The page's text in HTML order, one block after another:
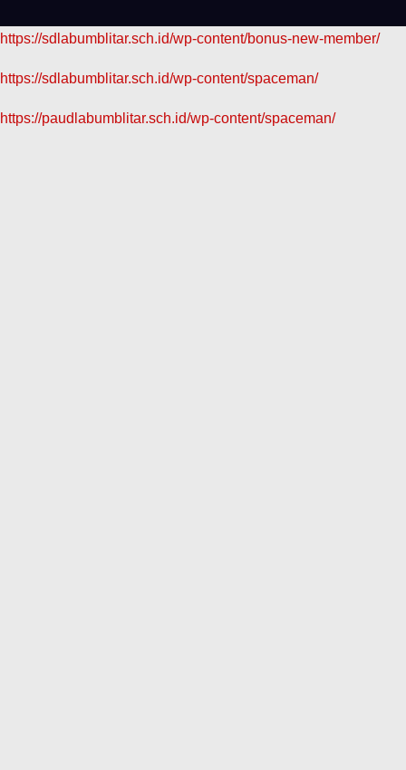
https://sdlabumblitar.sch.id/wp-content/bonus-new-member/
https://sdlabumblitar.sch.id/wp-content/spaceman/
https://paudlabumblitar.sch.id/wp-content/spaceman/